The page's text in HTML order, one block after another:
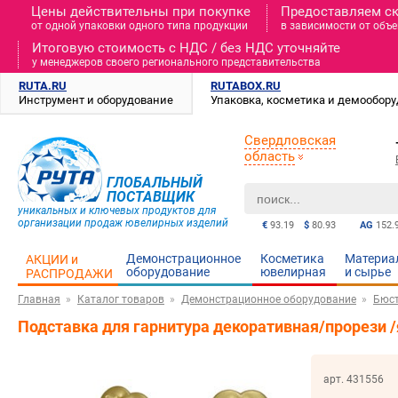
Цены действительны при покупке
от одной упаковки одного типа продукции
Предоставляем
в зависимости от
Итоговую стоимость c НДС / без НДС уточняйте
у менеджеров своего регионального представительства
RUTA.RU
Инструмент и оборудование
RUTABOX.RU
Упаковка, косметика и
ГЛОБАЛЬНЫЙ
ПОСТАВЩИК
уникальных и ключевых продуктов для
организации продаж ювелирных изделий
AG
€ 93.19 $ 80.93
Свердловская
область
АКЦИИ и
РАСПРОДАЖИ
Демонстрационное
оборудование
Косметика
ювелирная
и cырье
Главная Каталог товаров Демонстрационное оборудование
Подставка для гарнитура декоративная/прорези
арт. 431556